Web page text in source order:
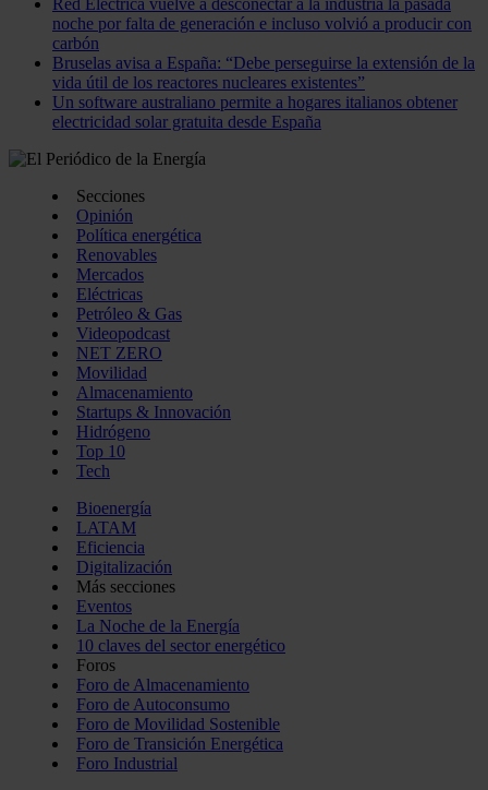
Red Eléctrica vuelve a desconectar a la industria la pasada
noche por falta de generación e incluso volvió a producir con
carbón
Bruselas avisa a España: “Debe perseguirse la extensión de la
vida útil de los reactores nucleares existentes”
Un software australiano permite a hogares italianos obtener
electricidad solar gratuita desde España
Secciones
Opinión
Política energética
Renovables
Mercados
Eléctricas
Petróleo & Gas
Videopodcast
NET ZERO
Movilidad
Almacenamiento
Startups & Innovación
Hidrógeno
Top 10
Tech
Bioenergía
LATAM
Eficiencia
Digitalización
Más secciones
Eventos
La Noche de la Energía
10 claves del sector energético
Foros
Foro de Almacenamiento
Foro de Autoconsumo
Foro de Movilidad Sostenible
Foro de Transición Energética
Foro Industrial